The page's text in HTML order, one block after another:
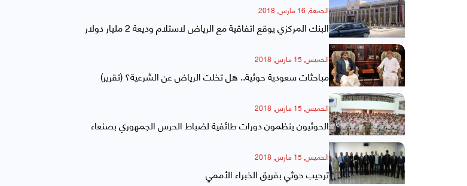
الجمعة, 16 مارس, 2018
البنك المركزي يوقع اتفاقية مع الرياض لاستلام وديعة 2 مليار دولار
الخميس, 15 مارس, 2018
مباحثات سعودية حوثية.. هل تخلت الرياض عن الشرعية؟ (تقرير)
الخميس, 15 مارس, 2018
الحوثيون ينظمون دورات طائفية لضباط الحرس الجمهوري بصنعاء
الخميس, 15 مارس, 2018
ترحيب حوثي بفريق الخبراء الأممي